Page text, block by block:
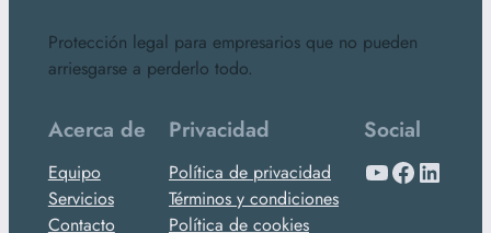
Protección legal para empresarios que no pueden
arriesgarse a perderlo todo.
Acerca de
Equipo
Servicios
Contacto
Privacidad
Política de privacidad
Términos y condiciones
Política de cookies
Social
YouTube Facebook LinkedIn